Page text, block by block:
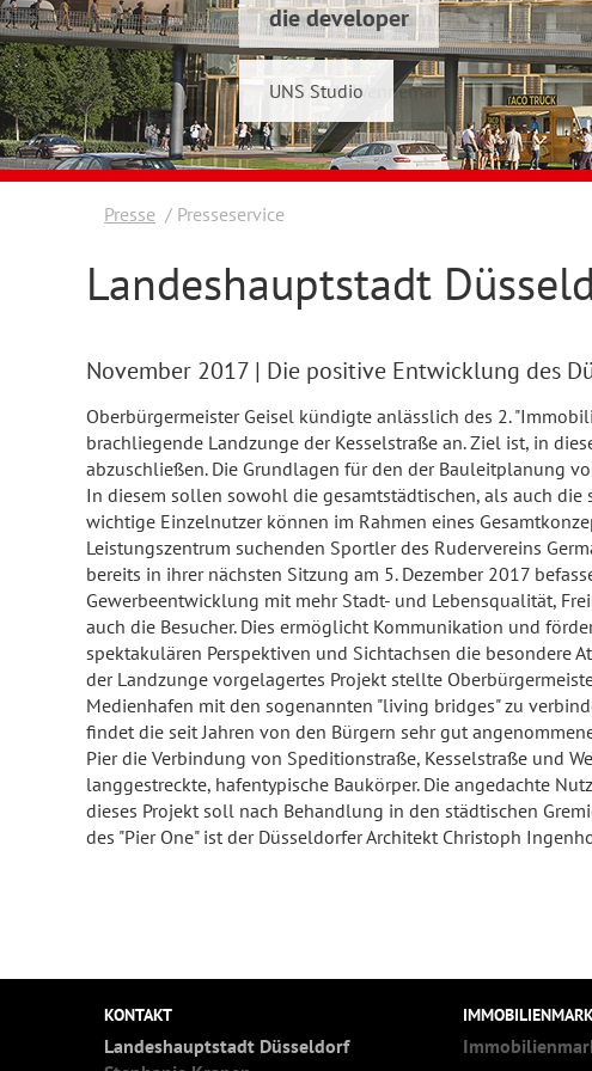
die developer
UNS Studio
Schwelmer7 GmbH
Konrad & Wennemar
Presse Presseservice
Landeshauptstadt
November 2017 | Die positive Entwicklung des
Oberbürgermeister Geisel kündigte anlässlich des 2.
brachliegende Landzunge der Kesselstraße an. Ziel ist, in
abzuschließen. Die Grundlagen für den der Bauleitplanung
In diesem sollen sowohl die gesamtstädtischen, als auch
wichtige Einzelnutzer können im Rahmen eines
Leistungszentrum suchenden Sportler des Rudervereins
bereits in ihrer nächsten Sitzung am 5. Dezember 2017
Gewerbeentwicklung mit mehr Stadt- und Lebensqualität,
auch die Besucher. Dies ermöglicht Kommunikation und
spektakulären Perspektiven und Sichtachsen die besondere
der Landzunge vorgelagertes Projekt stellte
Medienhafen mit den sogenannten "living bridges" zu
findet die seit Jahren von den Bürgern sehr gut
Pier die Verbindung von Speditionstraße, Kesselstraße und
langgestreckte, hafentypische Baukörper. Die angedachte
dieses Projekt soll nach Behandlung in den städtischen
des "Pier One" ist der Düsseldorfer Architekt Christoph
KONTAKT
Landeshauptstadt Düsseldorf